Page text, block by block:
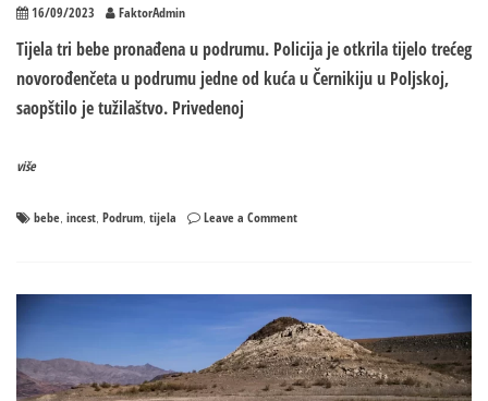
16/09/2023 FaktorAdmin
Tijela tri bebe pronađena u podrumu. Policija je otkrila tijelo trećeg
novorođenčeta u podrumu jedne od kuća u Černikiju u Poljskoj,
saopštilo je tužilaštvo. Privedenoj
više
bebe incest Podrum tijela Leave a Commenton
pronađena
u
podrumu,
majka